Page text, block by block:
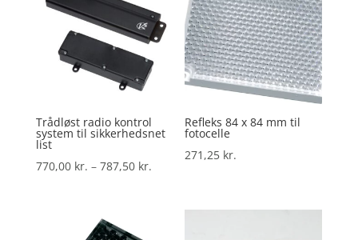
Trådløst radio kontrol
system til sikkerhedsnet
list
770,00 kr. – 787,50 kr.Prisinterval:
Refleks 84 x 84 mm til
fotocelle
271,25 kr.